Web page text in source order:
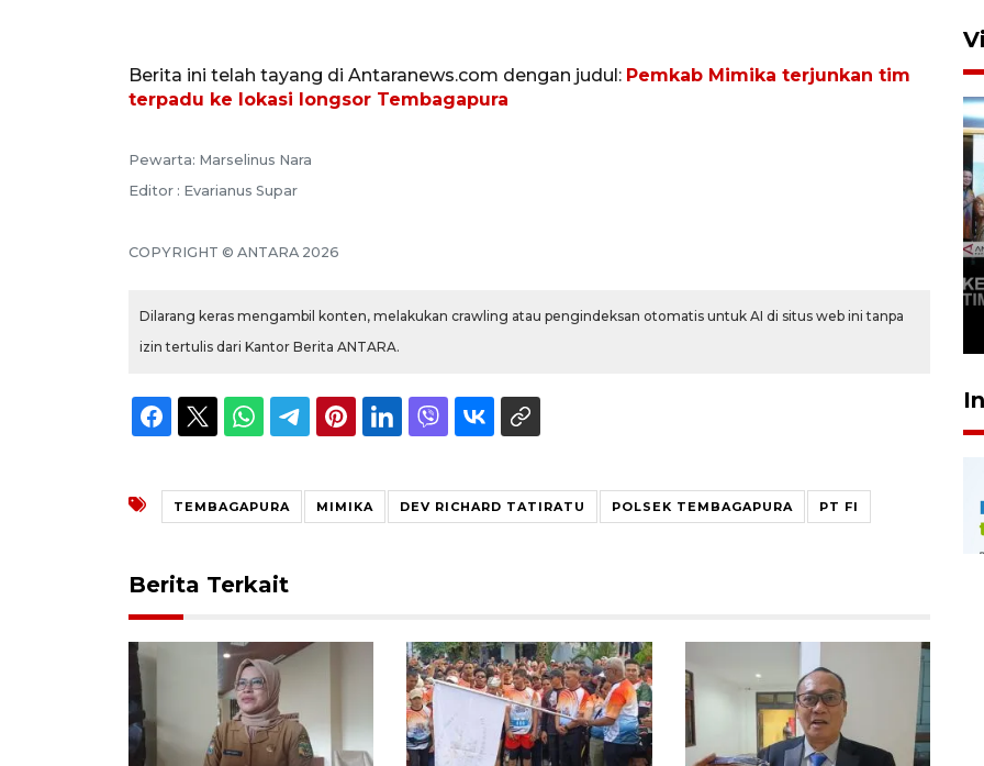
Berita ini telah tayang di Antaranews.com dengan judul: Pemkab Mimika terjunkan tim
terpadu ke lokasi longsor Tembagapura
Pewarta: Marselinus Nara
Editor : Evarianus Supar
COPYRIGHT © ANTARA 2026
Dilarang keras mengambil konten, melakukan crawling atau pengindeksan otomatis untuk AI di situs web ini tanpa
izin tertulis dari Kantor Berita ANTARA.
TEMBAGAPURA MIMIKA DEV RICHARD TATIRATU POLSEK TEMBAGAPURA PT FI
Berita Terkait
29 April 2026 17:04